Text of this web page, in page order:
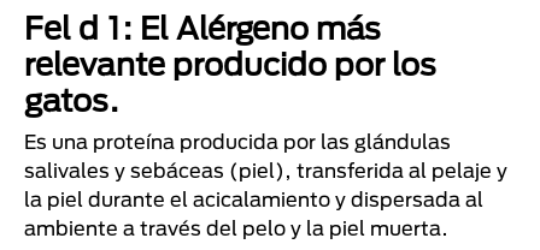
Fel d 1: El Alérgeno más
relevante producido por los
gatos.
Es una proteína producida por las glándulas
salivales y sebáceas (piel), transferida al pelaje y
la piel durante el acicalamiento y dispersada al
ambiente a través del pelo y la piel muerta.